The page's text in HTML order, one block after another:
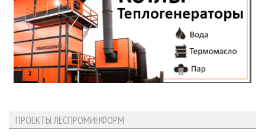
ПРОЕКТЫ ЛЕСПРОМИНФОРМ